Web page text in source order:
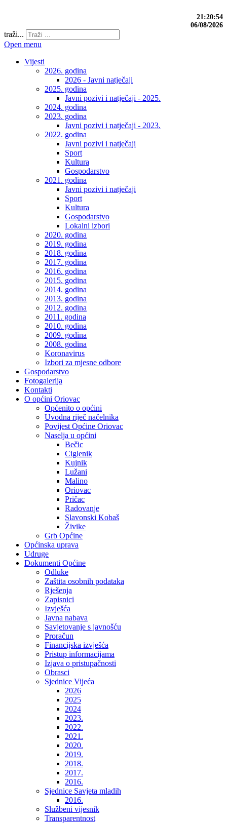
21:20:55
06/08/2026
traži...
Open menu
Vijesti
2026. godina
2026 - Javni natječaji
2025. godina
Javni pozivi i natječaji - 2025.
2024. godina
2023. godina
Javni pozivi i natječaji - 2023.
2022. godina
Javni pozivi i natječaji
Sport
Kultura
Gospodarstvo
2021. godina
Javni pozivi i natječaji
Sport
Kultura
Gospodarstvo
Lokalni izbori
2020. godina
2019. godina
2018. godina
2017. godina
2016. godina
2015. godina
2014. godina
2013. godina
2012. godina
2011. godina
2010. godina
2009. godina
2008. godina
Koronavirus
Izbori za mjesne odbore
Gospodarstvo
Fotogalerija
Kontakti
O općini Oriovac
Općenito o općini
Uvodna riječ načelnika
Povijest Općine Oriovac
Naselja u općini
Bečic
Ciglenik
Kujnik
Lužani
Malino
Oriovac
Pričac
Radovanje
Slavonski Kobaš
Živike
Grb Općine
Općinska uprava
Udruge
Dokumenti Općine
Odluke
Zaštita osobnih podataka
Rješenja
Zapisnici
Izvješća
Javna nabava
Savjetovanje s javnošću
Proračun
Financijska izvješća
Pristup informacijama
Izjava o pristupačnosti
Obrasci
Sjednice Vijeća
2026
2025
2024
2023.
2022.
2021.
2020.
2019.
2018.
2017.
2016.
Sjednice Savjeta mladih
2016.
Službeni vijesnik
Transparentnost